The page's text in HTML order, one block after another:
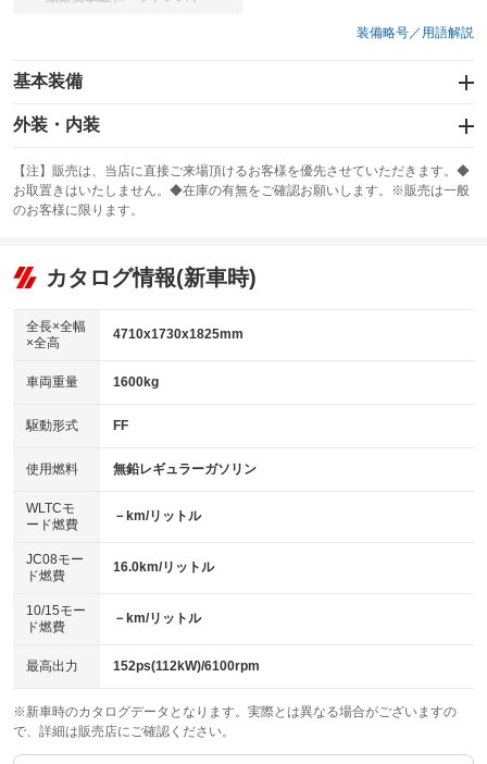
装備略号／用語解説
基本装備
エアバッグ：運転席/助手席
：装備あり
：装備あり
サンルーフ
：装備なし ABS
リフトアップ
：装備なし
：装備なし
パワーウィンドウ
アイドリングストップ
：装備あり
USB入力端子
：装備なし
100V電源
：装備なし
センターデフロック
：装備なし
電動格納ミラー
：装備あり
外装・内装
カーナビ：SDナビ
：装備あり
TV：フルセグ
：装備あり
ビジュアル：-／DVD再生
：装備あり
：装備あり
革シート
キーレス
HID(キセノンライト)
：装備なし
バックカメラ
：装備あり
エアロ
：装備なし
：装備なし
パワーシート
ベンチシート
：装備なし
チップアップシート
：装備なし
：装備なし ：装備なし
ウォークスルー
：装備あり
【注】販売は、当店に直接ご来場頂けるお客様を優先させていただきます。◆
お取置きはいたしません。◆在庫の有無をご確認お願いします。※販売は一般
のお客様に限ります。
カタログ情報(新車時)
全長×全幅
×全高
4710x1730x1825mm
車両重量 1600kg
駆動形式 FF
使用燃料 無鉛レギュラーガソリン
WLTCモ
ード燃費
－km/リットル
JC08モー
ド燃費
16.0km/リットル
10/15モー
ド燃費
－km/リットル
最高出力 152ps(112kW)/6100rpm
※新車時のカタログデータとなります。実際とは異なる場合がございますの
で、詳細は販売店にご確認ください。